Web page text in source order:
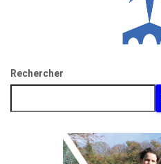
Rechercher